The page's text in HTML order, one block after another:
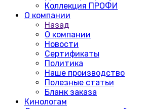
Коллекция ПРОФИ
О компании
Назад
О компании
Новости
Сертификаты
Политика
Наше производство
Полезные статьи
Бланк заказа
Кинологам